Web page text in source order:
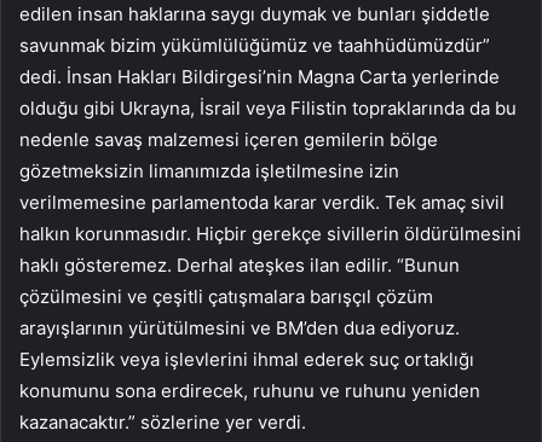
edilen insan haklarına saygı duymak ve bunları şiddetle
savunmak bizim yükümlülüğümüz ve taahhüdümüzdür”
dedi. İnsan Hakları Bildirgesi’nin Magna Carta yerlerinde
olduğu gibi Ukrayna, İsrail veya Filistin topraklarında da bu
nedenle savaş malzemesi içeren gemilerin bölge
gözetmeksizin limanımızda işletilmesine izin
verilmemesine parlamentoda karar verdik. Tek amaç sivil
halkın korunmasıdır. Hiçbir gerekçe sivillerin öldürülmesini
haklı gösteremez. Derhal ateşkes ilan edilir. “Bunun
çözülmesini ve çeşitli çatışmalara barışçıl çözüm
arayışlarının yürütülmesini ve BM’den dua ediyoruz.
Eylemsizlik veya işlevlerini ihmal ederek suç ortaklığı
konumunu sona erdirecek, ruhunu ve ruhunu yeniden
kazanacaktır.” sözlerine yer verdi.